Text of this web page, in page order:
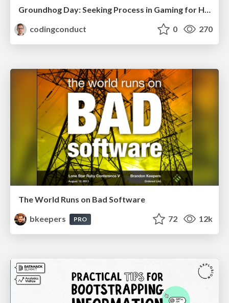
codingconduct
0 270
The World Runs on Bad Software
bkeepers
PRO 72 12k